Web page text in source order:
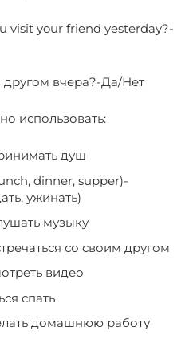
visit your friend yesterday?-
другом вчера?-Да/Нет
использовать:
душ
dinner, supper)-
ужинать)
музыку
со своим другом
видео
спать
домашнюю работу